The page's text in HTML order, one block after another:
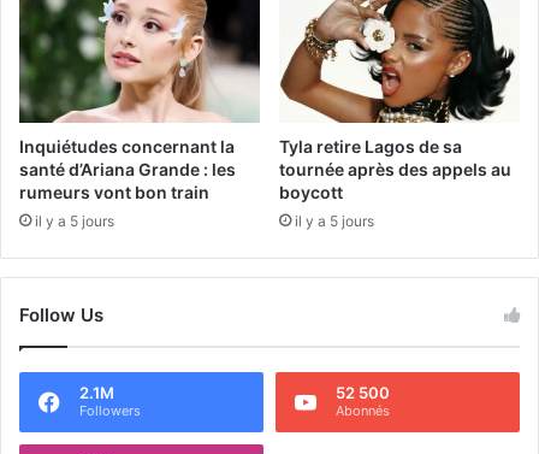
Inquiétudes concernant la
santé d’Ariana Grande : les
rumeurs vont bon train
il y a 5 jours
Tyla retire Lagos de sa
tournée après des appels au
boycott
il y a 5 jours
Follow Us
2.1M
Followers
52 500
Abonnés